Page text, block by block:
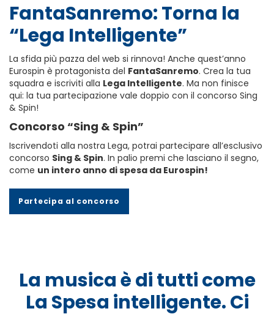
FantaSanremo: Torna la
“Lega Intelligente”
La sfida più pazza del web si rinnova! Anche quest’anno
Eurospin è protagonista del FantaSanremo. Crea la tua
squadra e iscriviti alla Lega Intelligente. Ma non finisce
qui: la tua partecipazione vale doppio con il concorso Sing
& Spin!
Concorso “Sing & Spin”
Iscrivendoti alla nostra Lega, potrai partecipare all’esclusivo
concorso Sing & Spin. In palio premi che lasciano il segno,
come un intero anno di spesa da Eurospin!
Partecipa al concorso
La musica è di tutti come
La Spesa intelligente. Ci